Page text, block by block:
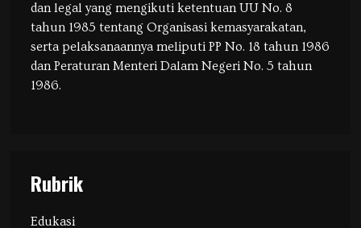
dan legal yang mengikuti ketentuan UU No. 8
tahun 1985 tentang Organisasi kemasyarakatan,
serta pelaksanaannya meliputi PP No. 18 tahun 1986
dan Peraturan Menteri Dalam Negeri No. 5 tahun
1986.
Rubrik
Edukasi